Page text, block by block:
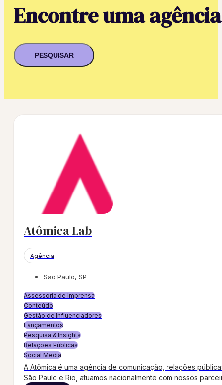
Encontre uma agência
PESQUISAR
Atômica Lab
Agência
São Paulo, SP
Assessoria de Imprensa
Conteúdo
Gestão de Influenciadores
Lançamentos
Pesquisa & Insights
Relações Públicas
Social Media
A Atômica é uma agência de comunicação, relações
São Paulo e Rio, atuamos nacionalmente com nossos